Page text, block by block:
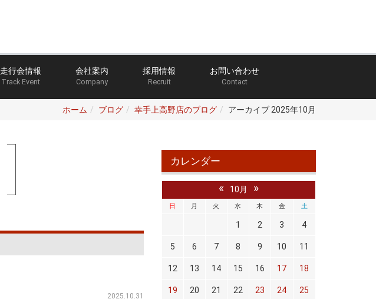
走行会情報
Track Event
会社案内
Company
採用情報
Recruit
お問い合わせ
Contact
ホーム ブログ 幸手上高野店のブログ アーカイブ 2025年10月
2025.10.31
カレンダー
« 10月 »
日 月 火 水 木 金 土
1 2 3 4
5 6 7 8 9 10 11
12 13 14 15 16 17 18
19 20 21 22 23 24 25